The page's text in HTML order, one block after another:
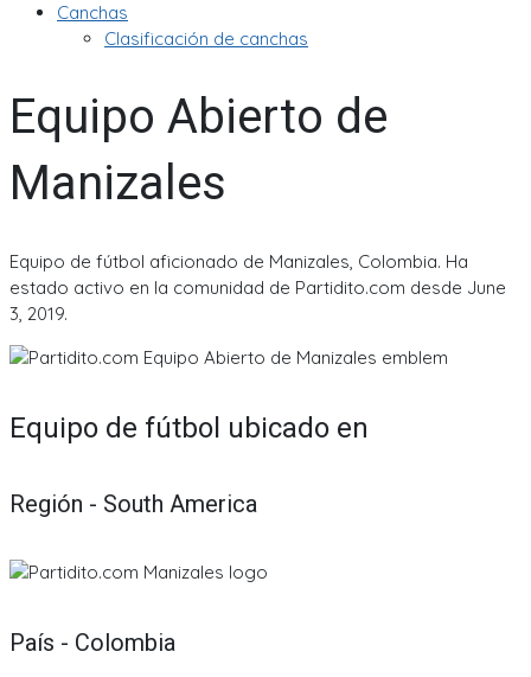
Canchas
Clasificación de canchas
Equipo Abierto de
Manizales
Equipo de fútbol aficionado de Manizales, Colombia. Ha
estado activo en la comunidad de Partidito.com desde June
3, 2019.
Equipo de fútbol ubicado en
Región - South America
País - Colombia